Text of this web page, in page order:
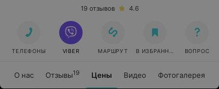
О нас Отзывы19 Цены Видео Фотогалерея
19 отзывов
4.6
ТЕЛЕФОНЫ VIBER МАРШРУТ В ИЗБРАННОЕ ВОПРОС